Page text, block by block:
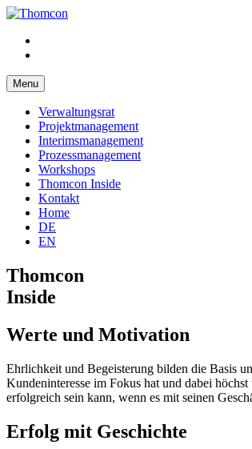
Menu
Verwaltungsrat
Projektmanagement
Interimsmanagement
Prozessmanagement
Workshops
Thomcon Inside
Kontakt
Home
DE
EN
Thomcon
Inside
Werte und Motivation
Ehrlichkeit und Begeisterung bilden die Basis
Kundeninteresse im Fokus hat und dabei
erfolgreich sein kann, wenn es mit seinen
Erfolg mit Geschichte